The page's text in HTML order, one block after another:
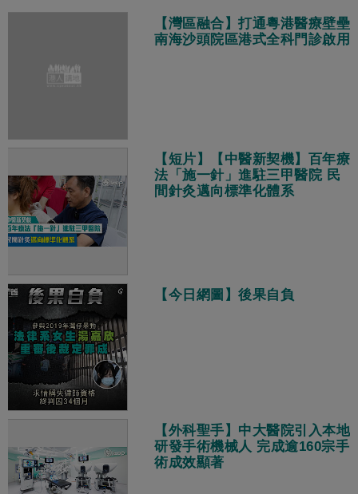
【灣區融合】打通粵港醫療壁壘
南海沙頭院區港式全科門診啟用
【短片】【中醫新契機】百年療
法「施一針」進駐三甲醫院 民
間針灸邁向標準化體系
【今日網圖】後果自負
【外科聖手】中大醫院引入本地
研發手術機械人 完成逾160宗手
術成效顯著